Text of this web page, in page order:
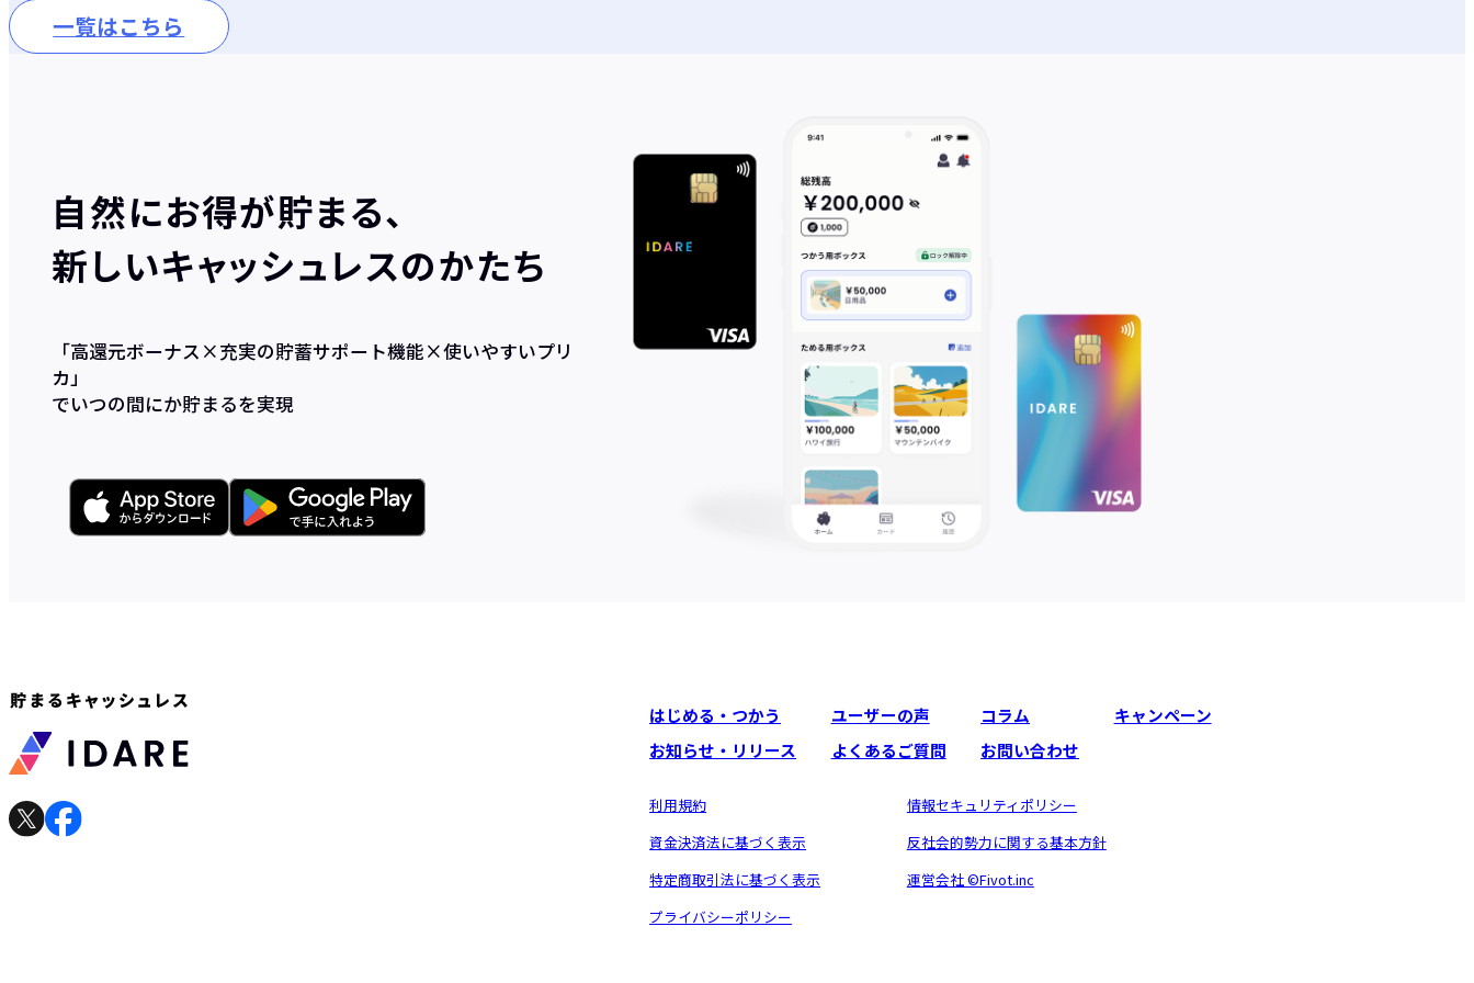
一覧はこちら
自然にお得が貯まる、
新しいキャッシュレスのかたち
「高還元ボーナス×充実の貯蓄サポート機能×使いやすいプリ
カ」
でいつの間にか貯まるを実現
はじめる・つかう ユーザーの声 コラム
キャンペーン
お知らせ・リリース
よくあるご質問 お問い合わせ
利用規約
資金決済法に基づく表示
特定商取引法に基づく表示
プライバシーポリシー
情報セキュリティポリシー
反社会的勢力に関する基本方針
運営会社 ©︎Fivot.inc